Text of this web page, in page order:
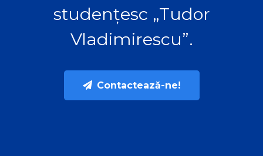
studențesc „Tudor
Vladimirescu”.
Contactează-ne!